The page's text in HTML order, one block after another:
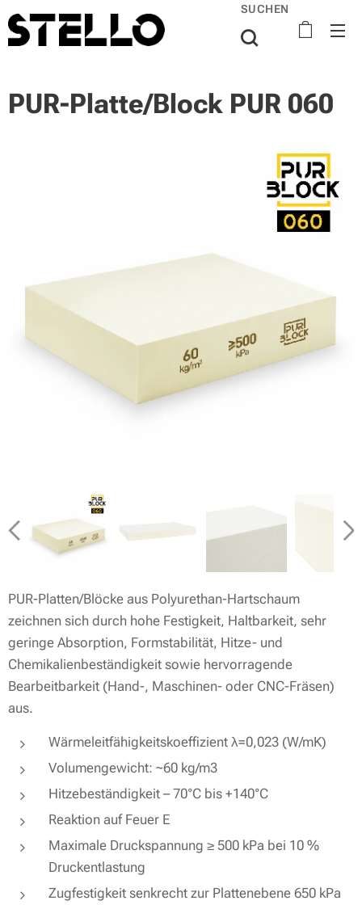
SUCHEN
PUR-Platte/Block PUR 060
PUR-Platten/Blöcke aus Polyurethan-Hartschaum
zeichnen sich durch hohe Festigkeit, Haltbarkeit, sehr
geringe Absorption, Formstabilität, Hitze- und
Chemikalienbeständigkeit sowie hervorragende
Bearbeitbarkeit (Hand-, Maschinen- oder CNC-Fräsen)
aus.
Wärmeleitfähigkeitskoeffizient λ=0,023 (W/mK)
Volumengewicht: ~60 kg/m3
Hitzebeständigkeit – 70°C bis +140°C
Reaktion auf Feuer E
Maximale Druckspannung ≥ 500 kPa bei 10 %
Druckentlastung
Zugfestigkeit senkrecht zur Plattenebene 650 kPa